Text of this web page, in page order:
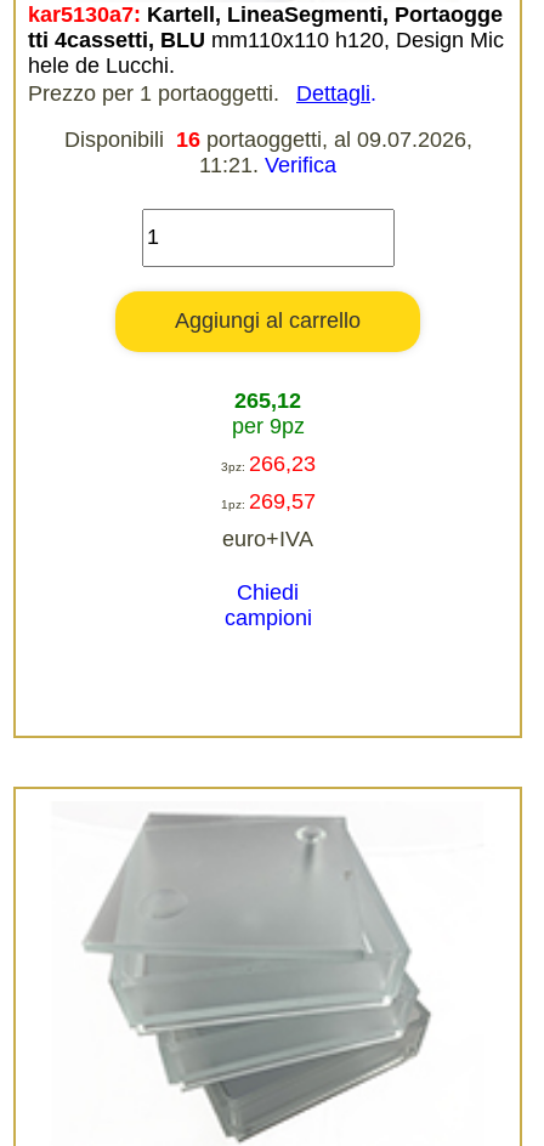
kar5130a7: Kartell, LineaSegmenti, Portaogge
tti 4cassetti, BLU mm110x110 h120, Design Mic
hele de Lucchi.
Prezzo per 1 portaoggetti.
Dettagli.
Disponibili 16 portaoggetti, al 09.07.2026,
11:21. Verifica
265,12
per 9pz
3pz: 266,23
1pz: 269,57
euro+IVA
Chiedi
campioni